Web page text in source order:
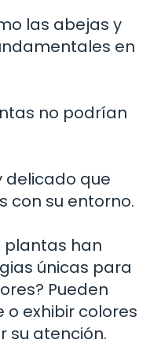
las abejas y
en
no podrían
delicado que
con su entorno.
plantas han
únicas para
Pueden
exhibir colores
su atención.